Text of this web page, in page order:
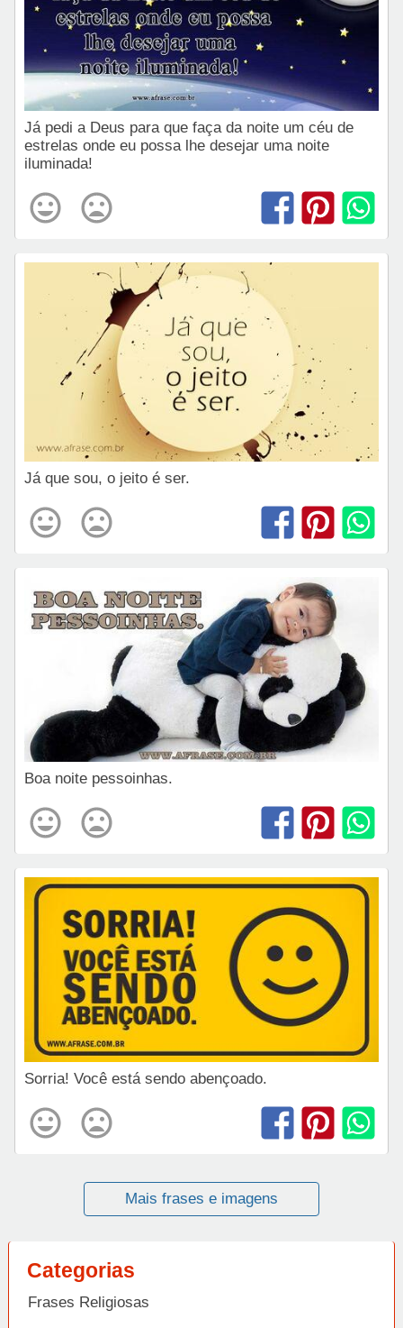
Já pedi a Deus para que faça da noite um céu de
estrelas onde eu possa lhe desejar uma noite
iluminada!
Já que sou, o jeito é ser.
Boa noite pessoinhas.
Sorria! Você está sendo abençoado.
Mais frases e imagens
Categorias
Frases Religiosas